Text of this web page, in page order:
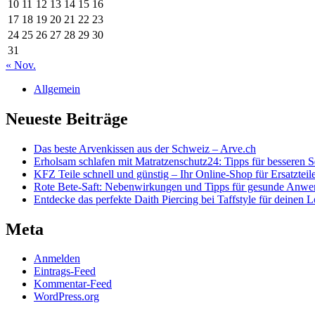
10 11 12 13 14 15 16
17 18 19 20 21 22 23
24 25 26 27 28 29 30
31
« Nov.
Allgemein
Neueste Beiträge
Das beste Arvenkissen aus der Schweiz – Arve.ch
Erholsam schlafen mit Matratzenschutz24: Tipps für besseren
KFZ Teile schnell und günstig – Ihr Online-Shop für
Rote Bete-Saft: Nebenwirkungen und Tipps für gesunde
Entdecke das perfekte Daith Piercing bei Taffstyle für deinen
Meta
Anmelden
Eintrags-Feed
Kommentar-Feed
WordPress.org